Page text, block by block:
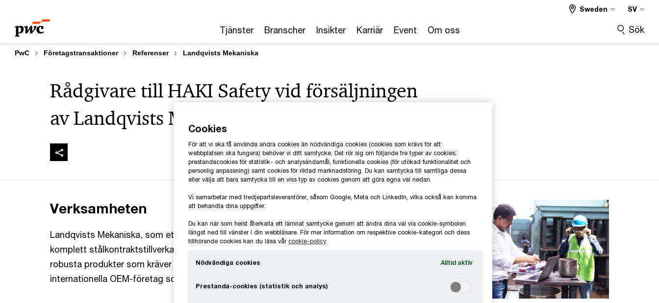
content
footer
Tjänster Branscher Insikter Karriär Event Om oss
Sweden SV
Sök
PwC Företagstransaktioner Referenser Landqvists Mekaniska
Rådgivare till HAKI Safety vid försäljningen
av Landqvists Mekaniska till Opima
Verksamheten
Landqvists Mekaniska, som etablerades 1929 och är baserat i Nossebro, är en
komplett stålkontraktstillverkare som specialiserar sig på komplexa och
robusta produkter som kräver en hög förädlingsgrad, med ledande
internationella OEM-företag som kunder.
Cookies
För att vi ska få använda andra cookies än nödvändiga cookies (cookies som krävs för att
webbplatsen ska fungera) behöver vi ditt samtycke. Det rör sig om följande tre typer av cookies;
prestandacookies för statistik- och analysändamål, funktionella cookies (för utökad funktionalitet och
personlig anpassning) samt cookies för riktad marknadsföring. Du kan samtycka till samtliga dessa
eller välja att bara samtycka till en viss typ av cookies genom att göra egna val nedan.
Vi samarbetar med tredjepartsleverantörer, såsom Google, Meta och LinkedIn, vilka också kan komma
att behandla dina uppgifter.
Du kan när som helst återkalla ett lämnat samtycke genom att ändra dina val via cookie-symbolen
längst ned till vänster i din webbläsare. För mer information om respektive cookie-kategori och dess
tillhörande cookies kan du läsa vår cookie-policy
Nödvändiga cookies Alltid aktiv
Prestanda-cookies (statistik och analys)